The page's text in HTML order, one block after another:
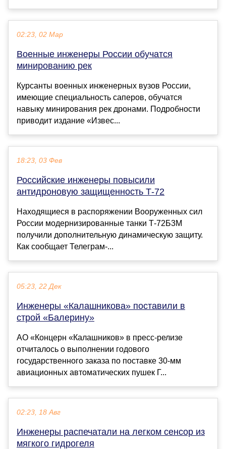
02:23, 02 Мар
Военные инженеры России обучатся
минированию рек
Курсанты военных инженерных вузов России,
имеющие специальность саперов, обучатся
навыку минирования рек дронами. Подробности
приводит издание «Извес...
18:23, 03 Фев
Российские инженеры повысили
антидроновую защищенность Т-72
Находящиеся в распоряжении Вооруженных сил
России модернизированные танки Т-72Б3М
получили дополнительную динамическую защиту.
Как сообщает Телеграм-...
05:23, 22 Дек
Инженеры «Калашникова» поставили в
строй «Балерину»
АО «Концерн «Калашников» в пресс-релизе
отчиталось о выполнении годового
государственного заказа по поставке 30-мм
авиационных автоматических пушек Г...
02:23, 18 Авг
Инженеры распечатали на легком сенсор из
мягкого гидрогеля